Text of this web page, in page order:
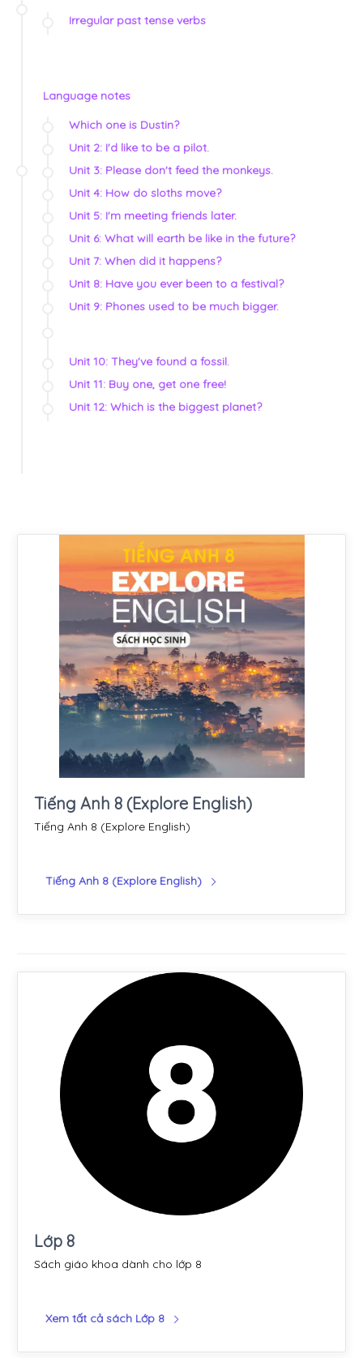
Irregular past tense verbs
Language notes
Which one is Dustin?
Unit 2: I'd like to be a pilot.
Unit 3: Please don't feed the monkeys.
Unit 4: How do sloths move?
Unit 5: I'm meeting friends later.
Unit 6: What will earth be like in the future?
Unit 7: When did it happens?
Unit 8: Have you ever been to a festival?
Unit 9: Phones used to be much bigger.
Unit 10: They've found a fossil.
Unit 11: Buy one, get one free!
Unit 12: Which is the biggest planet?
Tiếng Anh 8 (Explore English)
Tiếng Anh 8 (Explore English)
Tiếng Anh 8 (Explore English)
Lớp 8
Sách giáo khoa dành cho lớp 8
Xem tất cả sách Lớp 8